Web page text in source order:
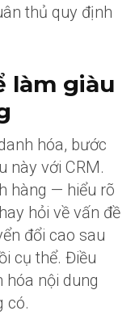
thủ quy định
làm giàu
hóa, bước
này với CRM.
hàng — hiểu rõ
hỏi về vấn đề
đổi cao sau
cụ thể. Điều
hóa nội dung
có.